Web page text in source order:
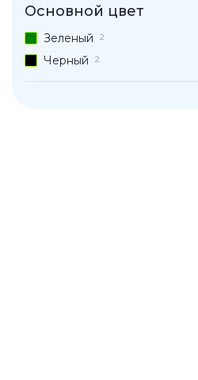
Основной цвет
Зеленый 2
Черный 2